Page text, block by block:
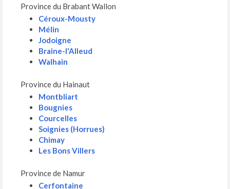
Province du Brabant Wallon
Céroux-Mousty
Mélin
Jodoigne
Braine-l'Alleud
Walhain
Province du Hainaut
Montbliart
Bougnies
Courcelles
Soignies (Horrues)
Chimay
Les Bons Villers
Province de Namur
Cerfontaine